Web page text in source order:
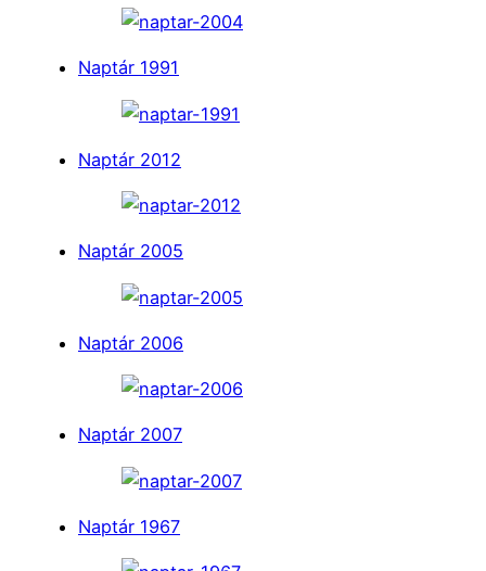
Naptár 1991
Naptár 2012
Naptár 2005
Naptár 2006
Naptár 2007
Naptár 1967